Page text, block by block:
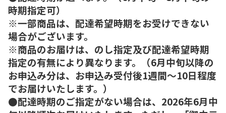
時期指定可）
※一部商品は、配達希望時期をお受けできない
場合がございます。
※商品のお届けは、のし指定及び配達希望時期
指定の有無により異なります。（6月中旬以降の
お申込み分は、お申込み受付後1週間～10日程度
でお届けいたします。）
●配達時期のご指定がない場合は、2026年6月中